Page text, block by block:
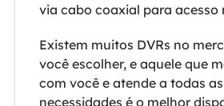
via cabo coaxial para acesso
Existem muitos DVRs no
você escolher, e aquele que
com você e atende a todas
necessidades é o melhor